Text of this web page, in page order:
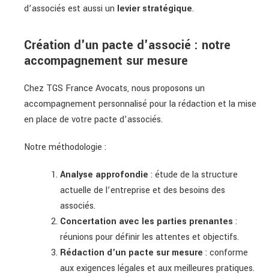
d’associés est aussi un levier stratégique.
Création d'un pacte d'associé : notre
accompagnement sur mesure
Chez TGS France Avocats, nous proposons un
accompagnement personnalisé pour la rédaction et la mise
en place de votre pacte d’associés.
Notre méthodologie :
Analyse approfondie : étude de la structure
actuelle de l’entreprise et des besoins des
associés.
Concertation avec les parties prenantes :
réunions pour définir les attentes et objectifs.
Rédaction d’un pacte sur mesure : conforme
aux exigences légales et aux meilleures pratiques.